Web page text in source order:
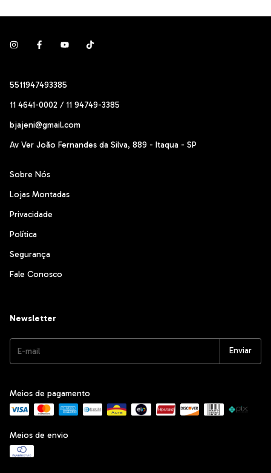
5511947493385
11 4641-0002 / 11 94749-3385
bjajeni@gmail.com
Av Ver João Fernandes da Silva, 889 - Itaqua - SP
Sobre Nós
Lojas Montadas
Privacidade
Política
Segurança
Fale Conosco
Newsletter
Meios de pagamento
Meios de envio